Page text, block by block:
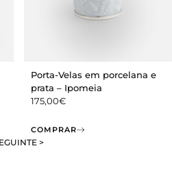
Porta-Velas em porcelana e
prata – Ipomeia
175,00€
COMPRAR
>